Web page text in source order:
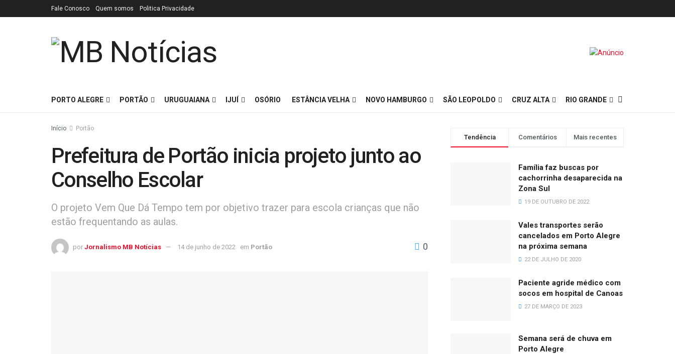
Fale Conosco Quem somos Politica Privacidade
PORTO ALEGRE PORTÃO URUGUAIANA IJUÍ OSÓRIO ESTÂNCIA VELHA NOVO HAMBURGO SÃO LEOPOLDO CRUZ ALTA RIO GRANDE
Início Portão
Prefeitura de Portão inicia projeto junto ao
Conselho Escolar
O projeto Vem Que Dá Tempo tem por objetivo trazer para escola crianças que não
estão frequentando as aulas.
por Jornalismo MB Notícias 14 de junho de 2022 em Portão 0
Tendência Comentários Mais recentes
Família faz buscas por
cachorrinha desaparecida na
Zona Sul
19 DE OUTUBRO DE 2022
Vales transportes serão
cancelados em Porto Alegre
na próxima semana
22 DE JULHO DE 2020
Paciente agride médico com
socos em hospital de Canoas
27 DE MARÇO DE 2023
Semana será de chuva em
Porto Alegre